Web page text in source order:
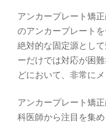
アンカープレート矯
のアンカープレート
絶対的な固定源とし
ーだけでは対応が困
どにおいて、非常に
アンカープレート矯
科医師から注目を集め